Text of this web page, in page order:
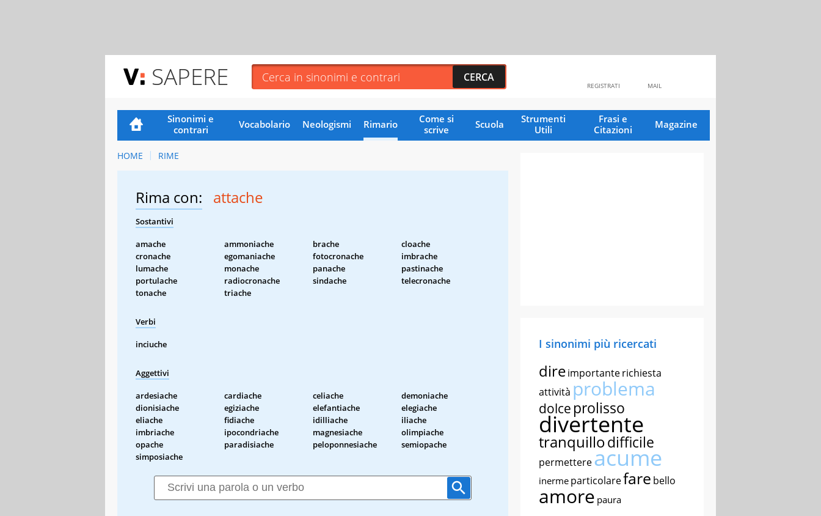
SAPERE MAIL
REGISTRATI
Sinonimi e
contrari
Vocabolario Neologismi Rimario
Come si
scrive
Scuola
Strumenti
Utili
Frasi e
Citazioni
Magazine
HOME RIME
Rima con: attache
Sostantivi
amache ammoniache brache
cloache
cronache
egomaniache fotocronache
imbrache
lumache
monache panache
pastinache
portulache
radiocronache sindache
telecronache
tonache
triache
Verbi
inciuche
Aggettivi
ardesiache cardiache celiache
demoniache
dionisiache
egiziache elefantiache
elegiache
eliache
fidiache idilliache
iliache
imbriache
ipocondriache magnesiache
olimpiache
opache
paradisiache peloponnesiache
semiopache
simposiache
I sinonimi più ricercati
direimportanterichiesta
attività problema
dolce prolisso
divertente
tranquillodifficile
permettereacume
inerme particolarefare bello
amore paura